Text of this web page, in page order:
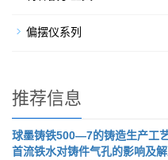
偏摆仪系列
推荐信息
球墨铸铁500—7的铸造生产工
首流铁水对铸件气孔的影响及